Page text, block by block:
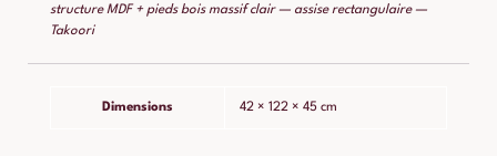
structure MDF + pieds bois massif clair — assise rectangulaire —
Takoori
Dimensions 42 × 122 × 45 cm